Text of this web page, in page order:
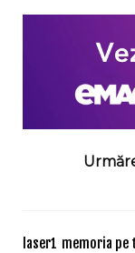
laser1 memoria pe